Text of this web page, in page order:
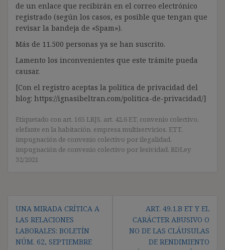
de un enlace que recibirán en el correo electrónico
registrado (según los casos, es posible que tengan que
revisar la bandeja de «Spam»).
Más de 11.500 personas ya se han suscrito.
Lamento los inconvenientes que este trámite pueda
causar.
[Con el registro aceptas la política de privacidad del
blog: https://ignasibeltran.com/politica-de-privacidad/]
Etiquetado con art. 165 LRJS, art. 42.6 ET, convenio colectivo,
elefante en la habitación, empresa multiservicios, ETT,
impugnación de convenio colectivo por ilegalidad,
impugnación de convenio colectivo por lesividad, RDLey
32/2021
Navegación
de
entradas
UNA MIRADA CRÍTICA A
LAS RELACIONES
LABORALES: BOLETÍN
NÚM. 62, SEPTIEMBRE
ART. 49.1.B ET Y EL
CARÁCTER ABUSIVO O
NO DE LAS CLÁUSULAS
DE RENDIMIENTO